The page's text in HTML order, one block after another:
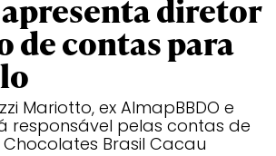
diretor
de contas para
Mariotto, ex AlmapBBDO e
responsável pelas contas de
Brasil Cacau